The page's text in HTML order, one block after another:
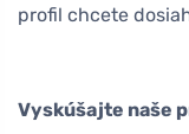
profil chcete
Vyskúšajte naše